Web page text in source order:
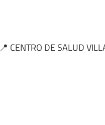
📍 CENTRO DE SALUD